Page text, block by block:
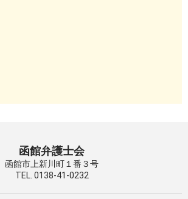
函館弁護士会
函館市上新川町１番３号
TEL. 0138-41-0232